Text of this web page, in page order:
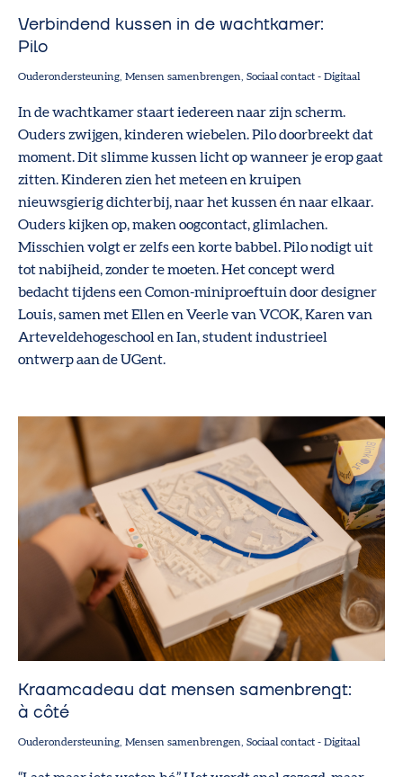
Verbindend kussen in de wachtkamer:
Pilo
Ouderondersteuning Mensen samenbrengen Sociaal contact - Digitaal
In de wachtkamer staart iedereen naar zijn scherm.
Ouders zwijgen, kinderen wiebelen. Pilo doorbreekt dat
moment. Dit slimme kussen licht op wanneer je erop gaat
zitten. Kinderen zien het meteen en kruipen
nieuwsgierig dichterbij, naar het kussen én naar elkaar.
Ouders kijken op, maken oogcontact, glimlachen.
Misschien volgt er zelfs een korte babbel. Pilo nodigt uit
tot nabijheid, zonder te moeten. Het concept werd
bedacht tijdens een Comon-miniproeftuin door designer
Louis, samen met Ellen en Veerle van VCOK, Karen van
Arteveldehogeschool en Ian, student industrieel
ontwerp aan de UGent.
Kraamcadeau dat mensen samenbrengt:
à côté
Ouderondersteuning Mensen samenbrengen Sociaal contact - Digitaal